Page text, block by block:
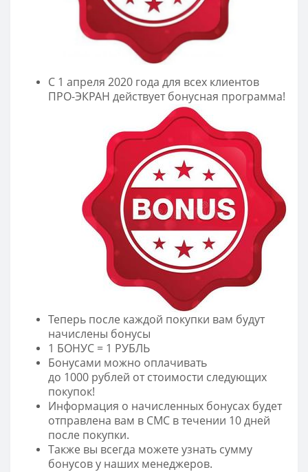
С 1 апреля 2020 года для всех клиентов
ПРО-ЭКРАН действует бонусная программа!
Теперь после каждой покупки вам будут
начислены бонусы
1 БОНУС = 1 РУБЛЬ
Бонусами можно оплачивать
до 1000 рублей от стоимости следующих
покупок!
Информация о начисленных бонусах будет
отправлена вам в СМС в течении 10 дней
после покупки.
Также вы всегда можете узнать сумму
бонусов у наших менеджеров.